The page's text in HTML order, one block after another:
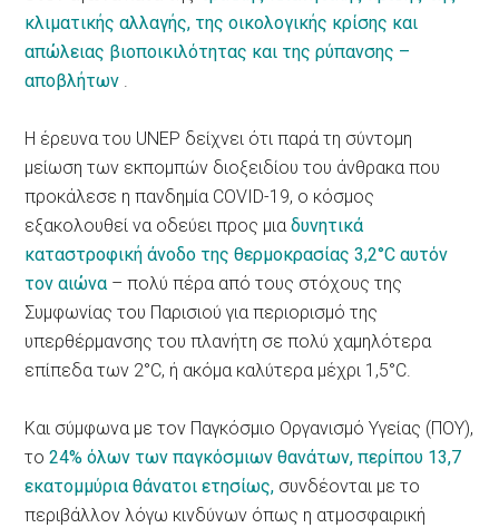
κλιματικής αλλαγής, της οικολογικής κρίσης και
απώλειας βιοποικιλότητας και της ρύπανσης –
αποβλήτων
Η έρευνα του UNEP δείχνει ότι παρά τη σύντομη
μείωση των εκπομπών διοξειδίου του άνθρακα που
προκάλεσε η πανδημία COVID-19, ο κόσμος
εξακολουθεί να οδεύει προς μιαδυνητικά
καταστροφική άνοδο της θερμοκρασίας 3,2°C αυτόν
τον αιώνα – πολύ πέρα ​​από τους στόχους της
Συμφωνίας του Παρισιού για περιορισμό της
υπερθέρμανσης του πλανήτη σε πολύ χαμηλότερα
επίπεδα των 2°C, ή ακόμα καλύτερα μέχρι 1,5°C.
Και σύμφωνα με τον Παγκόσμιο Οργανισμό Υγείας (ΠΟΥ),
το24% όλων των παγκόσμιων θανάτων, περίπου 13,7
εκατομμύρια θάνατοι ετησίως, συνδέονται με το
περιβάλλον λόγω κινδύνων όπως η ατμοσφαιρική